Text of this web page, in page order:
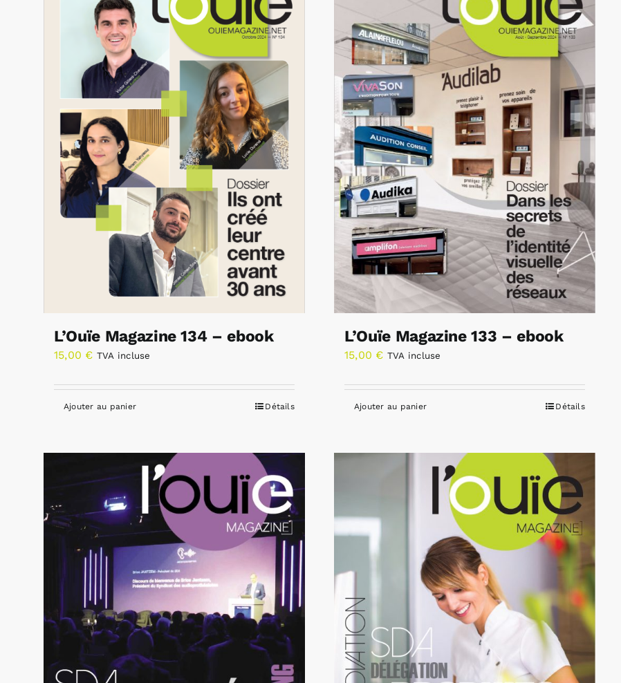
L’Ouïe Magazine 134 – ebook
15,00 € TVA incluse
Ajouter au panier Détails
L’Ouïe Magazine 133 – ebook
15,00 € TVA incluse
Ajouter au panier Détails